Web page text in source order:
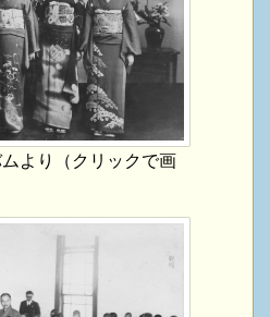
より（クリックで画